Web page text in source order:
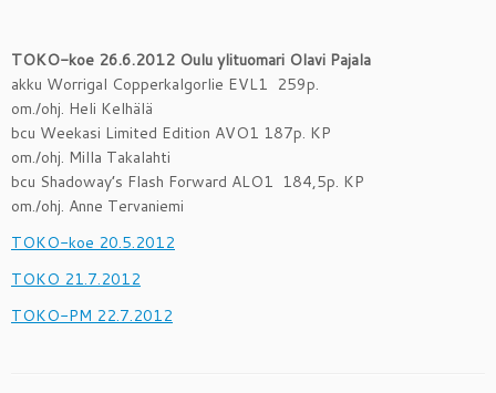
TOKO-koe 26.6.2012 Oulu ylituomari Olavi Pajala
akku Worrigal Copperkalgorlie EVL1 259p.
om./ohj. Heli Kelhälä
bcu Weekasi Limited Edition AVO1 187p. KP
om./ohj. Milla Takalahti
bcu Shadoway’s Flash Forward ALO1 184,5p. KP
om./ohj. Anne Tervaniemi
TOKO-koe 20.5.2012
TOKO 21.7.2012
TOKO-PM 22.7.2012